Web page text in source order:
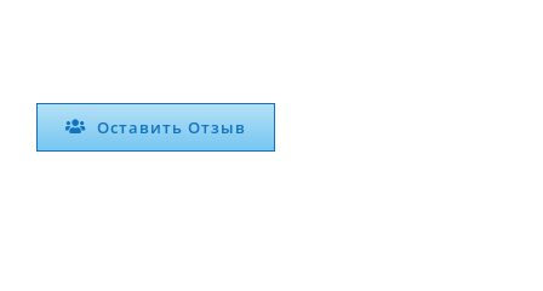
Оставить Отзыв